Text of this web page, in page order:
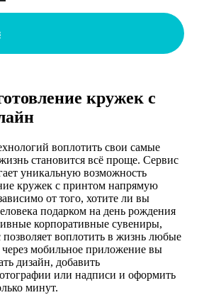
кружек с
воплотить свои самые
становится всё проще. Сервис
уникальную возможность
кружек с принтом напрямую
от того, хотите ли вы
подарком на день рождения
корпоративные сувениры,
воплотить в жизнь любые
мобильное приложение вы
дизайн, добавить
или надписи и оформить
минут.